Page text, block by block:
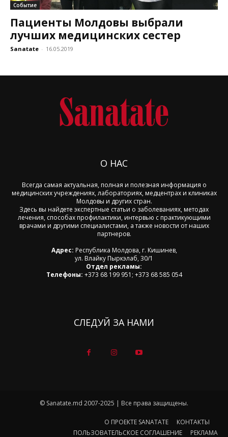
Событие
Пациенты Молдовы выбрали
лучших медицинских сестер
Sanatate - 16.05.2019
О НАС
Всегда самая актуальная, полная и полезная информация о
медицинских учреждениях, лабораториях, медцентрах и клиниках
Молдовы и других стран.
Здесь вы найдете экспертные статьи о заболеваниях, методах
лечения, способах профилактики, интервью с практикующими
врачами и другими специалистами, а также новости от наших
партнеров.
Адрес: Республика Молдова, г. Кишинев,
ул. Влайку Пыркэлаб, 30/1
Отдел рекламы:
Телефоны: +373 68 199 951; +373 68 585 054
СЛЕДУЙ ЗА НАМИ
© Sanatate.md 2007-2025 | Все права защищены.
О ПРОЕКТЕ SANATATE
КОНТАКТЫ
ПОЛЬЗОВАТЕЛЬСКОЕ СОГЛАШЕНИЕ
РЕКЛАМА